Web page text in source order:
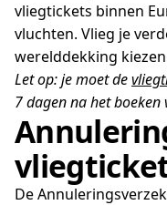
vliegtickets binnen
vluchten. Vlieg je
werelddekking
Let op: je moet de
7 dagen na het
De